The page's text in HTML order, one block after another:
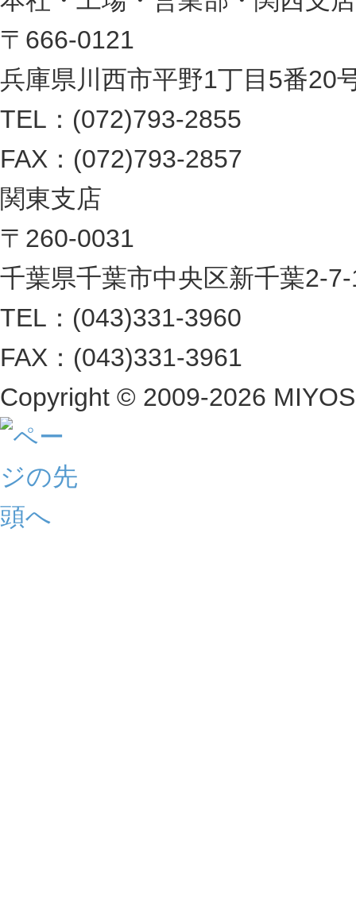
〒666-0121
兵庫県川西市平野1丁目5番20
TEL：(072)793-2855
FAX：(072)793-2857
関東支店
〒260-0031
千葉県千葉市中央区新千葉2-
TEL：(043)331-3960
FAX：(043)331-3961
Copyright © 2009-2026